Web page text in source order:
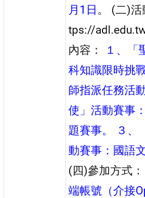
月1日 。 (二)活
tps://
內容：
１、「
科知識限時挑
師指派任務活動
使」活動賽事
題賽事。
３、
動賽事：國語
(四)參加方式
端帳號（介接